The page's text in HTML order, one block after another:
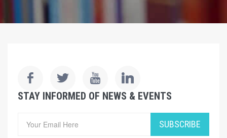
STAY INFORMED OF NEWS & EVENTS
SUBSCRIBE